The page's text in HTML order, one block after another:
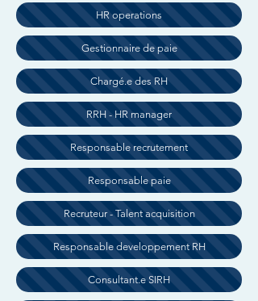
HR operations
Gestionnaire de paie
Chargé.e des RH
RRH - HR manager
Responsable recrutement
Responsable paie
Recruteur - Talent acquisition
Responsable developpement RH
Consultant.e SIRH